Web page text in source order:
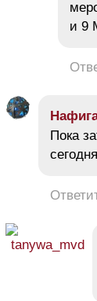
и 9
Пока